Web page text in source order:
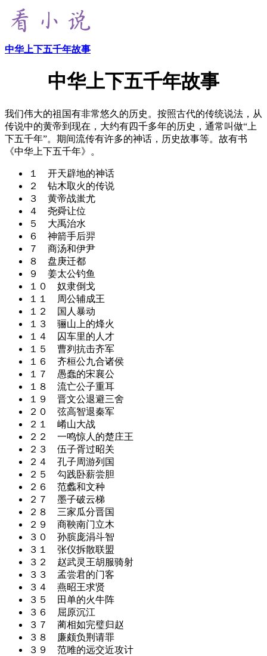
中华上下五千年故事
中华上下五千年故事
我们伟大的祖国有非常悠久的历史。按照古代的传统说法，从
传说中的黄帝到现在，大约有四千多年的历史，通常叫做“上
下五千年”。期间流传有许多的神话，历史故事等。故有书
《中华上下五千年》。
１ 开天辟地的神话
２ 钻木取火的传说
３ 黄帝战蚩尤
４ 尧舜让位
５ 大禹治水
６ 神箭手后羿
７ 商汤和伊尹
８ 盘庚迁都
９ 姜太公钓鱼
１０ 奴隶倒戈
１１ 周公辅成王
１２ 国人暴动
１３ 骊山上的烽火
１４ 囚车里的人才
１５ 曹刿抗击齐军
１６ 齐桓公九合诸侯
１７ 愚蠢的宋襄公
１８ 流亡公子重耳
１９ 晋文公退避三舍
２０ 弦高智退秦军
２１ 崤山大战
２２ 一鸣惊人的楚庄王
２３ 伍子胥过昭关
２４ 孔子周游列国
２５ 勾践卧薪尝胆
２６ 范蠡和文种
２７ 墨子破云梯
２８ 三家瓜分晋国
２９ 商鞅南门立木
３０ 孙膑庞涓斗智
３１ 张仪拆散联盟
３２ 赵武灵王胡服骑射
３３ 孟尝君的门客
３４ 燕昭王求贤
３５ 田单的火牛阵
３６ 屈原沉江
３７ 蔺相如完璧归赵
３８ 廉颇负荆请罪
３９ 范雎的远交近攻计